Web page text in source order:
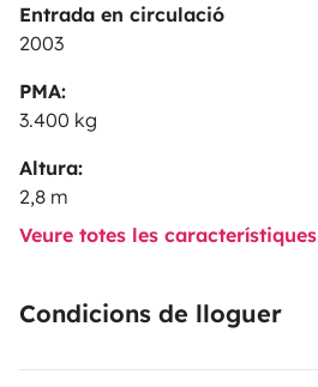
Entrada en circulació
2003
PMA:
3.400 kg
Altura:
2,8 m
Veure totes les característiques
Condicions de lloguer